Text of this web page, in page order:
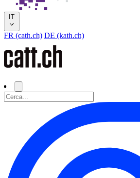
IT
FR (cath.ch) DE (kath.ch)